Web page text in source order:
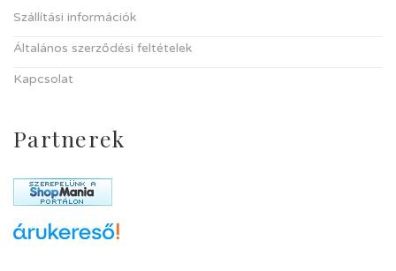
Szállítási információk
Általános szerződési feltételek
Kapcsolat
Partnerek